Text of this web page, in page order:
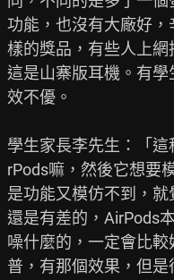
功能，也沒有大廠好
樣的獎品，有些人上網
這是山寨版耳機。有
效不優。
學生家長李先生：「
rPods嘛，然後它想要
是功能又模仿不到，
還是有差的，AirPods
噪什麼的，一定會比
普，有那個效果，但是